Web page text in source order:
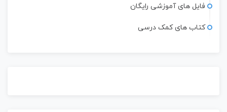
فایل های آموزشی رایگان
کتاب های کمک درسی